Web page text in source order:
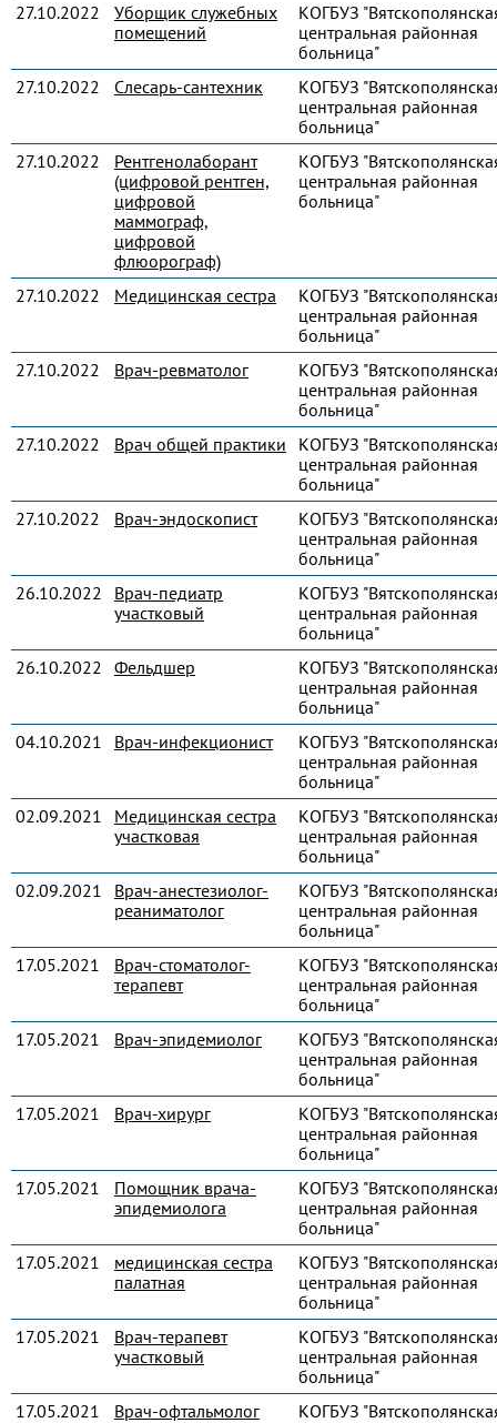
27.10.2022
Уборщик служебных
помещений
КОГБУЗ
центральная районная
больница"
27.10.2022
Слесарь-сантехник
КОГБУЗ
центральная районная
больница"
27.10.2022
Рентгенолаборант
(цифровой рентген,
цифровой
маммограф,
цифровой
флюорограф)
КОГБУЗ
центральная районная
больница"
27.10.2022 Медицинская сестра
КОГБУЗ
центральная районная
больница"
27.10.2022
Врач-ревматолог
КОГБУЗ
центральная районная
больница"
27.10.2022
Врач общей практики
КОГБУЗ
центральная районная
больница"
27.10.2022
Врач-эндоскопист
КОГБУЗ
центральная районная
больница"
26.10.2022
Врач-педиатр
участковый
КОГБУЗ
центральная районная
больница"
26.10.2022 Фельдшер
КОГБУЗ
центральная районная
больница"
04.10.2021
Врач-инфекционист
КОГБУЗ
центральная районная
больница"
02.09.2021
Медицинская сестра
участковая
КОГБУЗ
центральная районная
больница"
02.09.2021
Врач-анестезиолог-
реаниматолог
КОГБУЗ
центральная районная
больница"
17.05.2021
Врач-стоматолог-
терапевт
КОГБУЗ
центральная районная
больница"
17.05.2021
Врач-эпидемиолог
КОГБУЗ
центральная районная
больница"
17.05.2021
Врач-хирург
КОГБУЗ
центральная районная
больница"
17.05.2021
Помощник врача-
эпидемиолога
КОГБУЗ
центральная районная
больница"
17.05.2021
медицинская сестра
палатная
КОГБУЗ
центральная районная
больница"
17.05.2021
Врач-терапевт
участковый
КОГБУЗ
центральная районная
больница"
17.05.2021
Врач-офтальмолог
КОГБУЗ